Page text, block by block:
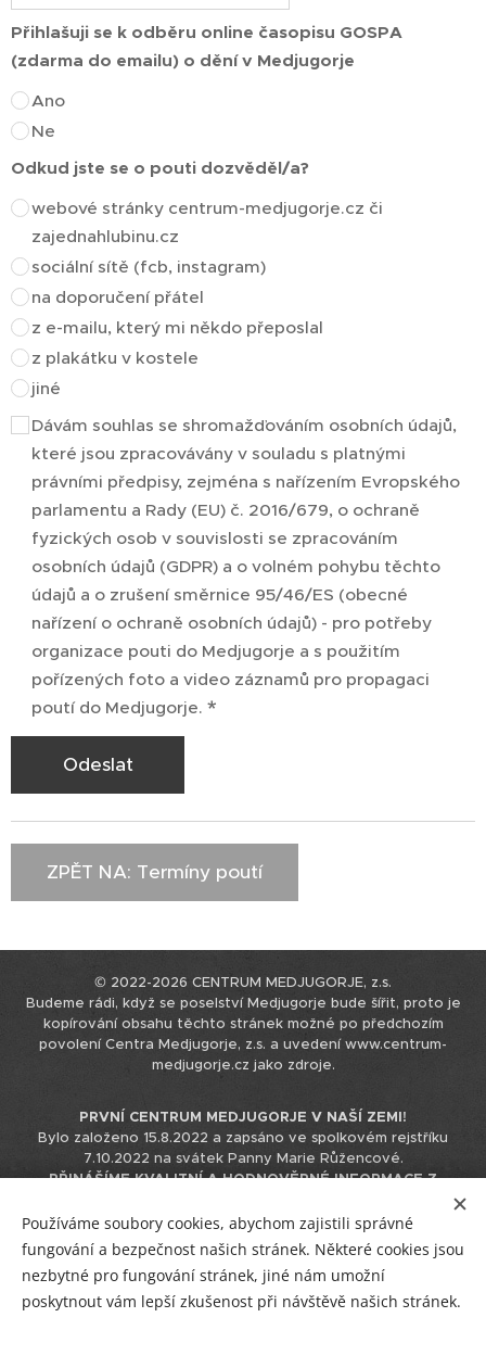
Přihlašuji se k odběru online časopisu GOSPA
(zdarma do emailu) o dění v Medjugorje
Ano
Ne
Odkud jste se o pouti dozvěděl/a?
webové stránky centrum-medjugorje.cz či
zajednahlubinu.cz
sociální sítě (fcb, instagram)
na doporučení přátel
z e-mailu, který mi někdo přeposlal
z plakátku v kostele
jiné
Dávám souhlas se shromažďováním osobních údajů,
které jsou zpracovávány v souladu s platnými
právními předpisy, zejména s nařízením Evropského
parlamentu a Rady (EU) č. 2016/679, o ochraně
fyzických osob v souvislosti se zpracováním
osobních údajů (GDPR) a o volném pohybu těchto
údajů a o zrušení směrnice 95/46/ES (obecné
nařízení o ochraně osobních údajů) - pro potřeby
organizace pouti do Medjugorje a s použitím
pořízených foto a video záznamů pro propagaci
poutí do Medjugorje.
Odeslat
ZPĚT NA: Termíny poutí
© 2022-2026 CENTRUM MEDJUGORJE, z.s.
Budeme rádi, když se poselství Medjugorje bude šířit, proto je
kopírování obsahu těchto stránek možné po předchozím
povolení Centra Medjugorje, z.s. a uvedení www.centrum-
medjugorje.cz jako zdroje.
PRVNÍ CENTRUM MEDJUGORJE V NAŠÍ ZEMI!
Bylo založeno 15.8.2022 a zapsáno ve spolkovém rejstříku
7.10.2022 na svátek Panny Marie Růžencové.
PŘINÁŠÍME KVALITNÍ A HODNOVĚRNÉ INFORMACE Z
Tyto informace čerpáme přímo z originálního
zdroje v chorvatštině, nepoužíváme k tomu podklady již
přeložené do jiných jazyků, čímž eliminujeme možnost zkreslení
informace při překládání překladu.
IČO 17544866 / +420 723 230 310 / info@centrum-medjugorje.cz
Facebook/Instagram /YouTube
Používáme soubory cookies, abychom zajistili správné
fungování a bezpečnost našich stránek. Některé cookies jsou
nezbytné pro fungování stránek, jiné nám umožní
poskytnout vám lepší zkušenost při návštěvě našich stránek.